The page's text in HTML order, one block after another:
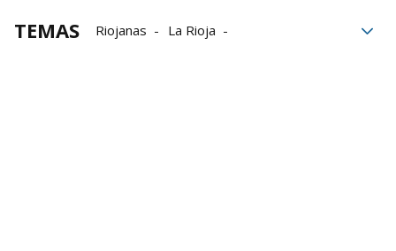
TEMAS Riojanas
La Rioja